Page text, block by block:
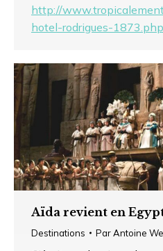
http://
hotel-rodrigues-1873.php
Aïda revient en
Destinations ParAntoine